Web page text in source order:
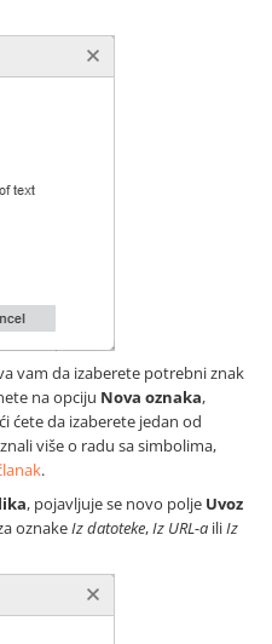
vam da izaberete potrebni znak
na opciju Nova oznaka,
ćete da izaberete jedan od
više o radu sa simbolima,
.
, pojavljuje se novo polje Uvoz
oznakeIz datoteke,Iz URL-a iliIz